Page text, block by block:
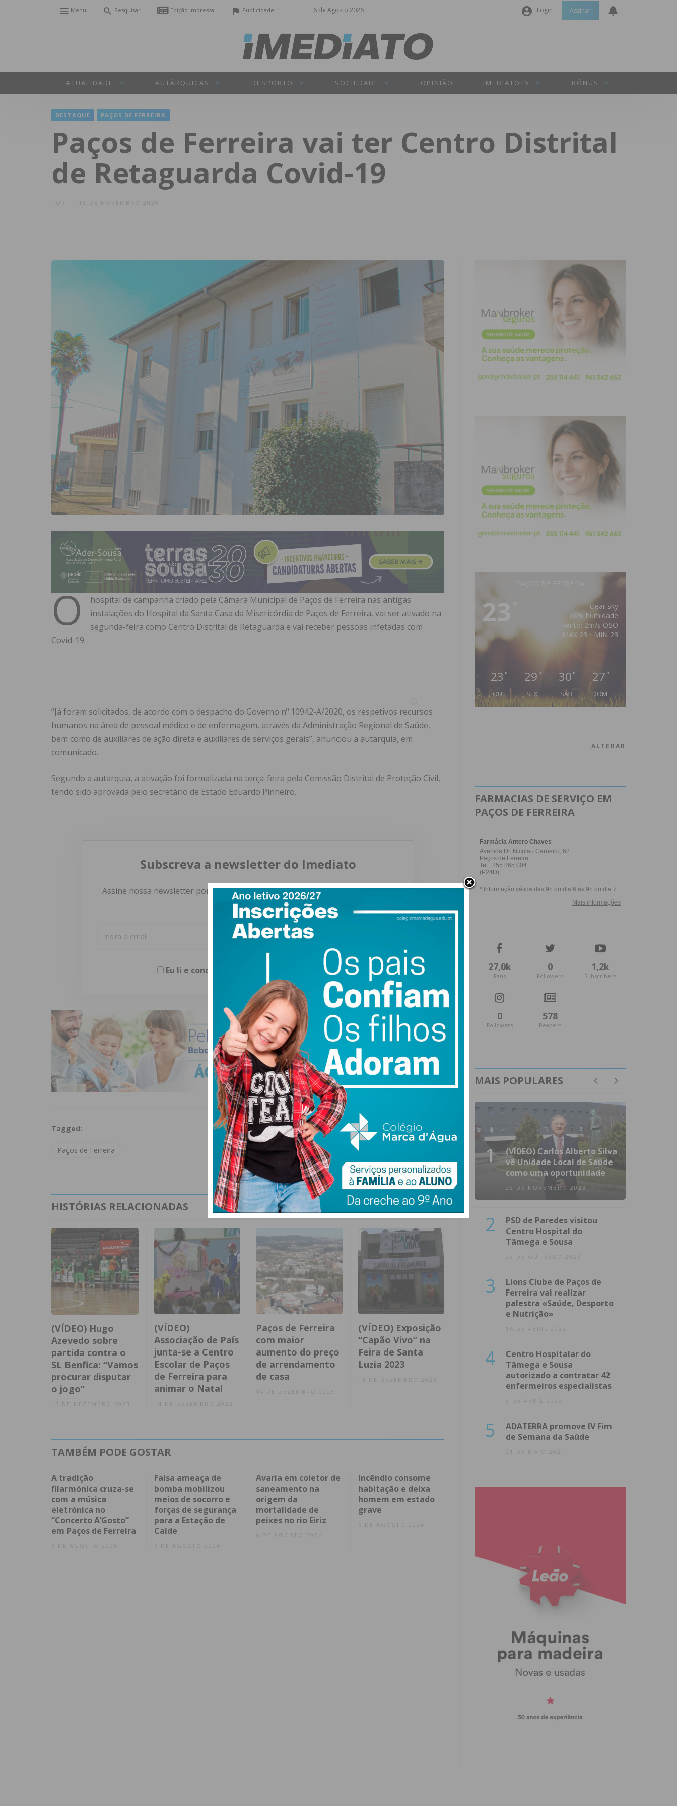
6 de Agosto 2026
Menu Pesquisar Edição Impressa Publicidade Login
Senha
INICIAR SESSÃO
Assinar
ATUALIDADE AUTÁRQUICAS DESPORTO SOCIEDADE OPINIÃO IMEDIATOTV BÓNUS
DESTAQUE PAÇOS DE FERREIRA
Paços de Ferreira vai ter Centro Distrital
de Retaguarda Covid-19
O
hospital de campanha criado pela Câmara Municipal de Paços de Ferreira nas antigas
instalações do Hospital da Santa Casa da Misericórdia de Paços de Ferreira, vai ser ativado na
segunda-feira como Centro Distrital de Retaguarda e vai receber pessoas infetadas com
Covid-19.
“Já foram solicitados, de acordo com o despacho do Governo nº 10942-A/2020, os respetivos recursos
humanos na área de pessoal médico e de enfermagem, através da Administração Regional de Saúde,
bem como de auxiliares de ação direta e auxiliares de serviços gerais”, anunciou a autarquia, em
comunicado.
Segundo a autarquia, a ativação foi formalizada na terça-feira pela Comissão Distrital de Proteção Civil,
tendo sido aprovada pelo secretário de Estado Eduardo Pinheiro.
Subscreva a newsletter do Imediato
Assine nossa newsletter por e-mail e obtenha de forma regular a informação
atualizada.
Eu li e concordo com os termos e condições
Tagged:
Paços de Ferreira
HISTÓRIAS RELACIONADAS
(VÍDEO) Hugo
Azevedo sobre
partida contra o
SL Benfica: “Vamos
procurar disputar
o jogo”
(VÍDEO)
Associação de País
junta-se a Centro
Escolar de Paços
de Ferreira para
animar o Natal
14 DE DEZEMBRO 2023
Paços de Ferreira
com maior
aumento do preço
de arrendamento
de casa
14 DE DEZEMBRO 2023
(VÍDEO) Exposição
“Capão Vivo” na
Feira de Santa
Luzia 2023
TAMBÉM PODE GOSTAR
A tradição
filarmónica cruza-se
com a música
eletrónica no
“Concerto A’Gosto”
em Paços de Ferreira
6 DE AGOSTO 2026
Falsa ameaça de
bomba mobilizou
meios de socorro e
forças de segurança
para a Estação de
Caíde
6 DE AGOSTO 2026
Avaria em coletor de
saneamento na
origem da
mortalidade de
peixes no rio Eiriz
6 DE AGOSTO 2026
Incêndio consome
habitação e deixa
homem em estado
grave
6 DE AGOSTO 2026
23
clear sky
60% humidade
vento: 2m/s OSO
MAX 23 • MIN 23
23 °
QUI
29 °
SEX
30 °
SÁB
27 °
DOM
ALTERAR
FARMACIAS DE SERVIÇO EM
PAÇOS DE FERREIRA
27,0k
Fans
0
Followers
1,2k
Subscribers
0
Followers
578
Readers
MAIS POPULARES
1
(VÍDEO) Carlos Alberto Silva
vê Unidade Local de Saúde
como uma oportunidade
23 DE NOVEMBRO 2023
2
PSD de Paredes visitou
Centro Hospital do
Tâmega e Sousa
23 DE OUTUBRO 2023
3
Lions Clube de Paços de
Ferreira vai realizar
palestra «Saúde, Desporto
e Nutrição»
14 DE ABRIL 2022
4
Centro Hospitalar do
Tâmega e Sousa
autorizado a contratar 42
enfermeiros especialistas
8 DE ABRIL 2022
5
ADATERRA promove IV Fim
de Semana da Saúde
21 DE MAIO 2021